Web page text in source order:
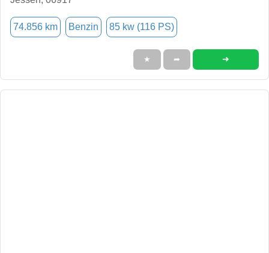
74.856 km Benzin 85 kw (116 PS)
★ ➦ ➜